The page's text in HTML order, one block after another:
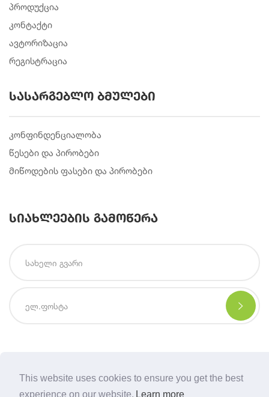
პროდუქცია
კონტაქტი
ავტორიზაცია
რეგისტრაცია
სასარგებლო ბმულები
კონფინდენციალობა
წესები და პირობები
მიწოდების ფასები და პირობები
სიახლეების გამოწერა
Copyright © 2021 | Created ByIntegral Web Studio
This website uses cookies to ensure you get the best
experience on our website. Learn more